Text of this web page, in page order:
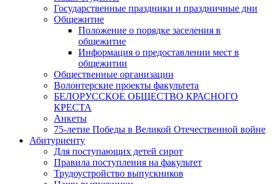
Государственные праздники и праздничные дни
Общежитие
Положение о порядке заселения в
общежитие
Информация о предоставлении мест в
общежитии
Общественные организации
Волонтерские проекты факультета
БЕЛОРУССКОЕ ОБЩЕСТВО КРАСНОГО
КРЕСТА
Анкеты
75-летие Победы в Великой Отечественной войне
Абитуриенту
Для поступающих детей сирот
Правила поступления на факультет
Трудоустройство выпускников